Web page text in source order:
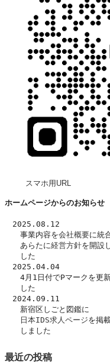
スマホ用URL
ホームページからのお知らせ
2025.08.12
事業内容を会社概要に統
あらたに経営方針を開設
した
2025.04.04
4月1日付でPマークを更新
した
2024.09.11
新宿区しごと図鑑に
日本IDS求人ページを掲
しました
最近の投稿